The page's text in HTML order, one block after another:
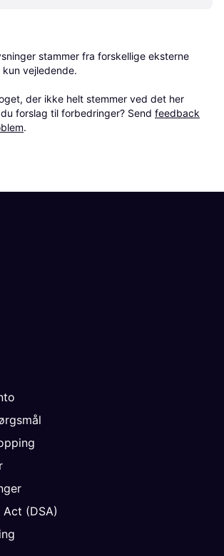
stammer fra forskellige eksterne
vejledende.
der ikke helt stemmer ved det her
forslag til forbedringer? Send feedback
.
(DSA)